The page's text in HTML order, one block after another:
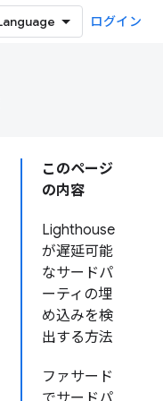
ログイン
このページ
の内容
Lighthouse
が遅延可能
なサードパ
ーティの埋
め込みを検
出する方法
ファサード